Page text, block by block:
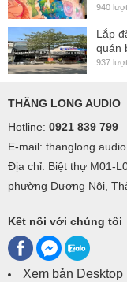
940
Lắp
quán
937
THĂNG LONG AUDIO
Hotline: 0921 839 799
E-mail:
Địa chỉ: Biệt thự M01-
phường Dương Nội,
Kết nối với chúng tôi
Xem bản Desktop